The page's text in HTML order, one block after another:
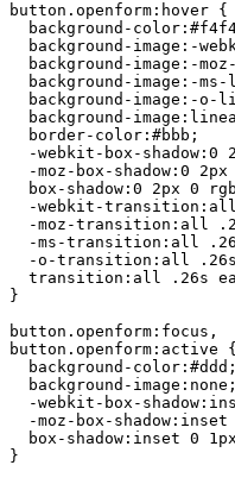
button.openform:hover {
background-
background-image:-
background-image:-
background-image:-
background-image:-o-
background-
  border-color:#bbb;
-webkit-box-shadow:0
-moz-box-shadow:0 2px
box-shadow:0 2px 0
-webkit-
-moz-transition:all
-ms-transition:all
-o-transition:all
transition:all .26s
}
button.openform:focus,
button.openform:active {
  background-color:#ddd;
  background-image:none;
-webkit-box-
-moz-box-shadow:inset
box-shadow:inset 0
}